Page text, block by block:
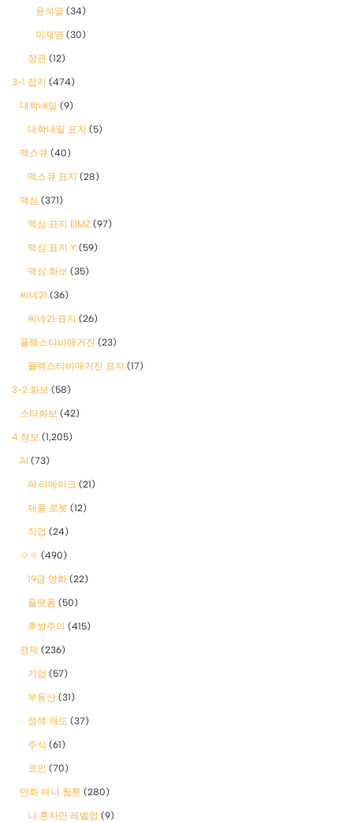
윤석열 (34)
이재명 (30)
장관 (12)
3-1 잡지 (474)
대학내일 (9)
대학내일 표지 (5)
맥스큐 (40)
맥스큐 표지 (28)
맥심 (371)
맥심 표지 DMZ (97)
맥심 표지 Y (59)
맥심 화보 (35)
씨네21 (36)
씨네21 표지 (26)
플렉스티비매거진 (23)
플렉스티비매거진 표지 (17)
3-2 화보 (58)
스타화보 (42)
4 정보 (1,205)
AI (73)
AI 리메이크 (21)
제품 로봇 (12)
직업 (24)
ㅇㅎ (490)
19금 영화 (22)
플랫폼 (50)
후방주의 (415)
경제 (236)
기업 (57)
부동산 (31)
정책 제도 (37)
주식 (61)
코인 (70)
만화 애니 웹툰 (280)
나 혼자만 레벨업 (9)